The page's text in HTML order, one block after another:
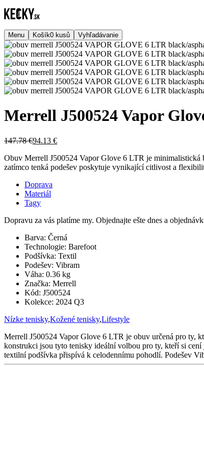
Menu Košík0 kusů Vyhľadávanie
Merrell J500524 Vapor
147.78 €94.13 €
Obuv Merrell J500524 Vapor Glove 6 LTR je
zatímco tenká podešev poskytuje vynikající citlivost a
Doprava
Materiál
Tagy
Dopravu za vás platíme my. Objednajte ešte dnes a
Barva: Černá
Technologie: Barefoot
Podšívka: Textil
Podešev: Vibram
Váha: 0.36 kg
Značka: Merrell
Kód: J500524
Kolekce: 2024 Q3
Nízke tenisky,Kožené tenisky,Lifestyle
Merrell J500524 Vapor Glove 6 LTR je obuv určená pro ty,
konstrukci jsou tyto tenisky ideální volbou pro ty, kteří si
textilní podšívka přispívá k celodennímu pohodlí. Podešev